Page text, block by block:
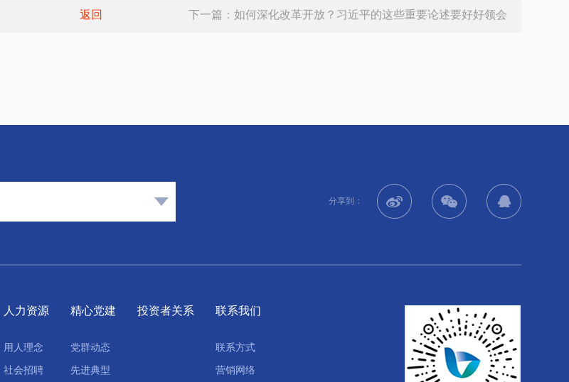
返回 下一篇： 如何深化改革开放？习近平的这些重要论述要好好领会
分享到：
人力资源
用人理念
社会招聘
精心党建
党群动态
先进典型
投资者关系 联系我们
联系方式
营销网络